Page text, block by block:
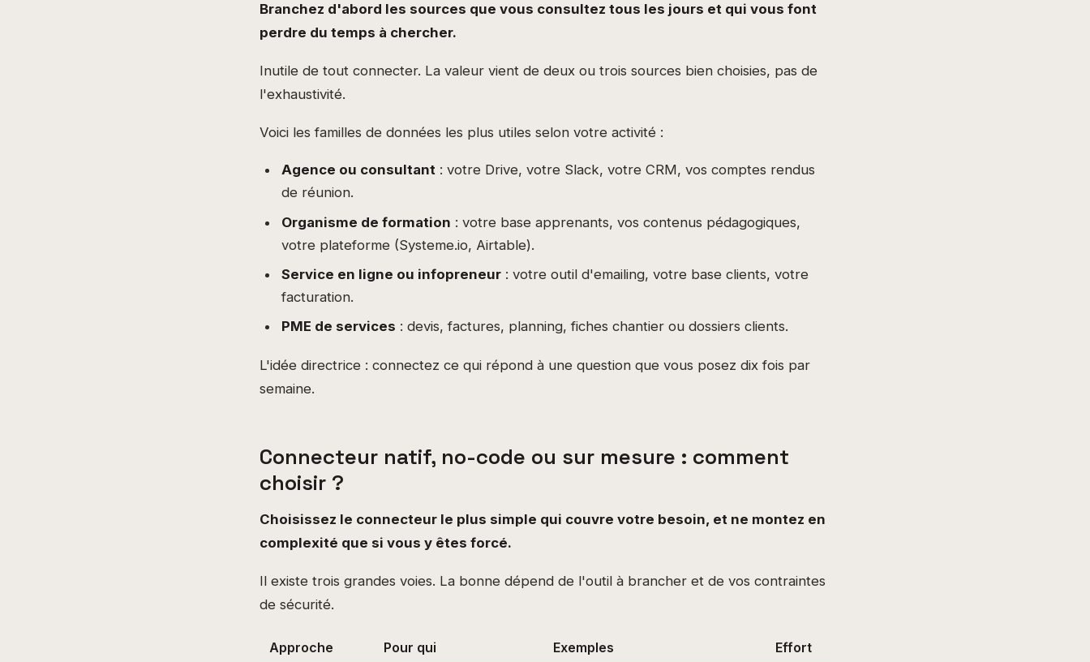
Branchez d'abord les sources que vous consultez tous les jours et qui vous font
perdre du temps à chercher.
Inutile de tout connecter. La valeur vient de deux ou trois sources bien choisies, pas de
l'exhaustivité.
Voici les familles de données les plus utiles selon votre activité :
Agence ou consultant: votre Drive, votre Slack, votre CRM, vos comptes rendus
de réunion.
Organisme de formation : votre base apprenants, vos contenus pédagogiques,
votre plateforme (Systeme.io, Airtable).
Service en ligne ou infopreneur: votre outil d'emailing, votre base clients, votre
facturation.
PME de services : devis, factures, planning, fiches chantier ou dossiers clients.
L'idée directrice : connectez ce qui répond à une question que vous posez dix fois par
semaine.
Connecteur natif, no-code ou sur mesure : comment
choisir ?
Choisissez le connecteur le plus simple qui couvre votre besoin, et ne montez en
complexité que si vous y êtes forcé.
Il existe trois grandes voies. La bonne dépend de l'outil à brancher et de vos contraintes
de sécurité.
Approche Pour qui Exemples Effort